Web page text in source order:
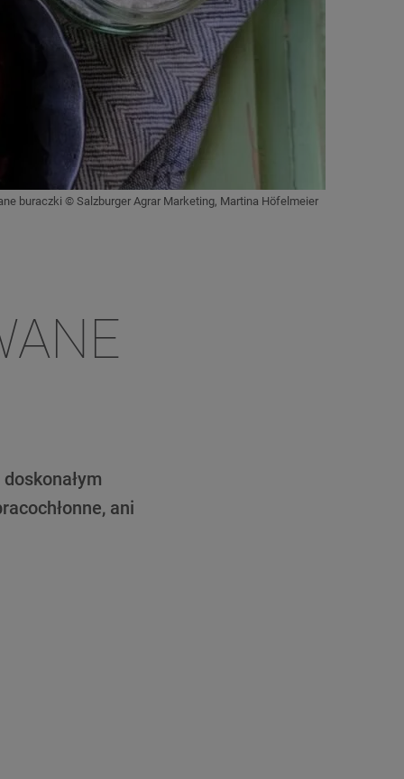
buraczki © Salzburger Agrar Marketing, Martina Höfelmeier
ani